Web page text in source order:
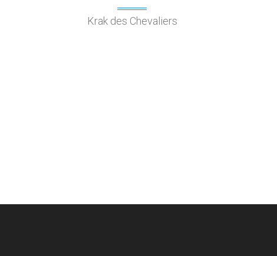
Krak des Chevaliers